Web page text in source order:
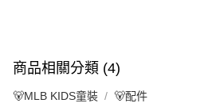
商品相關分類 (4)
🐻MLB KIDS童裝 🐻配件